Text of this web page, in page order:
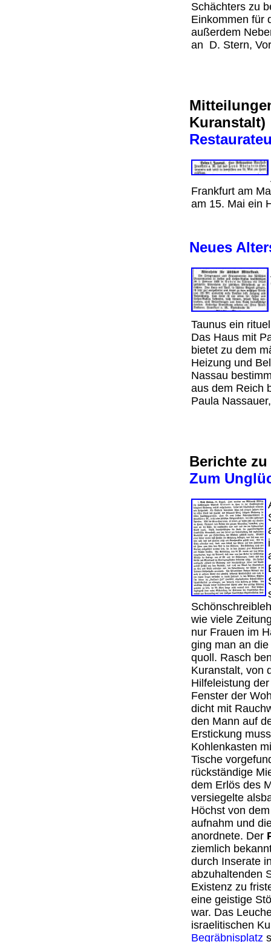
Schächters zu
Einkommen für
außerdem
an D. Stern,
Kuranstalt)
Frankfurt am
am 15. Mai ein
Neues
Taunus ein
Das Haus mit
bietet zu dem
Heizung und
Nassau
aus dem Reich
Paula
Berichte
Zum
wie viele
nur Frauen im
ging man an
quoll. Rasch
Kuranstalt, von
Hilfeleistung
Fenster der
dicht mit
den Mann auf
Erstickung
Kohlenkasten
Tische
rückständige
dem Erlös des
versiegelte
Höchst von
aufnahm und
anordnete. Der
ziemlich
durch Inserate
abzuhaltenden
Existenz zu
eine geistige
war. Das
israelitischen
Begräbnisplatz